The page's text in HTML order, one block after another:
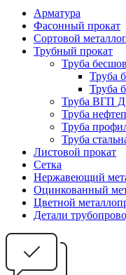
Арматура
Фасонный прокат
Сортовой
Трубный прокат
Труба
Труба
Труба
Труба ВГП
Труба
Труба
Труба
Листовой прокат
Сетка
Нержавеющий
Оцинкованный
Цветной
Детали